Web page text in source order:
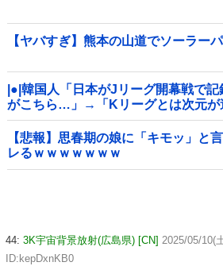
【ヤバすぎ】熊本の山道でソーラー
|●|韓国人「日本がJリーグ開幕戦で
がこちら…」→「Kリーグとは次元が
国の反応
【悲報】思春期の娘に「キモッ」と
レるｗｗｗｗｗｗｗ
44: 3K宇宙背景放射(広島県) [CN] 2025/05/10(
ID:kepDxnKB0